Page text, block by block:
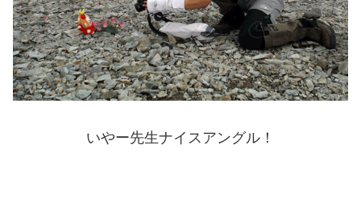
いやー先生ナイスアングル！